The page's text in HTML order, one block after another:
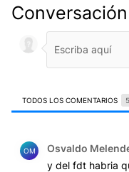
Conversación
TODOS LOS COMENTARIOS
OM Osvaldo
y del fdt habria